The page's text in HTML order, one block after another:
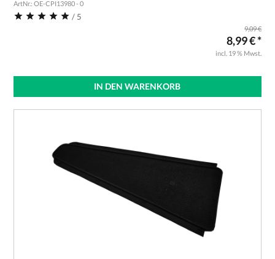
ArtNr.: OE-CPI13980 - 0
/ 5
9,09 €
8,99 € *
incl. 19 % Mwst.
IN DEN WARENKORB